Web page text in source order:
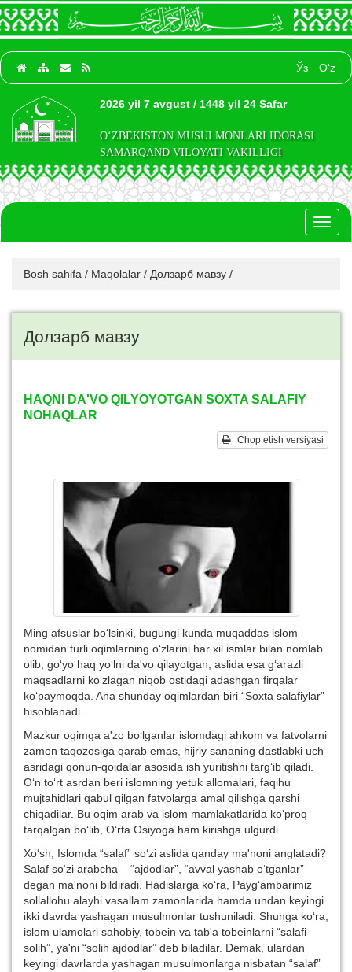
Ўз O‘z
2026 yil 7 avgust / 1448 yil 24 Safar
O‘ZBEKISTON MUSULMONLARI IDORASI
SAMARQAND VILOYATI VAKILLIGI
Bosh sahifa / Maqolalar / Долзарб мавзу /
Долзарб мавзу
HAQNI DA'VO QILYOYOTGAN SOXTA SALAFIY
NOHAQLAR
Chop etish versiyasi
Ming afsuslar bo‘lsinki, bugungi kunda muqaddas islom
nomidan turli oqimlarning o‘zlarini har xil ismlar bilan nomlab
olib, go‘yo haq yo‘lni da'vo qilayotgan, aslida esa g‘arazli
maqsadlarni ko‘zlagan niqob ostidagi adashgan firqalar
ko‘paymoqda. Ana shunday oqimlardan biri “Soxta salafiylar”
hisoblanadi.
Mazkur oqimga a'zo bo‘lganlar islomdagi ahkom va fatvolarni
zamon taqozosiga qarab emas, hijriy sananing dastlabki uch
asridagi qonun-qoidalar asosida ish yuritishni targ‘ib qiladi.
O‘n to‘rt asrdan beri islomning yetuk allomalari, faqihu
mujtahidlari qabul qilgan fatvolarga amal qilishga qarshi
chiqadilar. Bu oqim arab va islom mamlakatlarida ko‘proq
tarqalgan bo‘lib, O‘rta Osiyoga ham kirishga ulgurdi.
Xo‘sh, Islomda “salaf” so‘zi aslida qanday ma'noni anglatadi?
Salaf so‘zi arabcha – “ajdodlar”, “avval yashab o‘tganlar”
degan ma'noni bildiradi. Hadislarga ko‘ra, Payg‘ambarimiz
sollallohu alayhi vasallam zamonlarida hamda undan keyingi
ikki davrda yashagan musulmonlar tushuniladi. Shunga ko‘ra,
islom ulamolari sahobiy, tobein va tab'a tobeinlarni “salafi
solih”, ya'ni “solih ajdodlar” deb biladilar. Demak, ulardan
keyingi davrlarda yashagan musulmonlarga nisbatan “salaf”